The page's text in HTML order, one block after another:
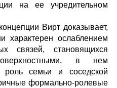
на ее учредительном
Вирт доказывает,
характерен ослаблением
связей, становящихся
в нем
роль семьи и соседской
формально-ролевые